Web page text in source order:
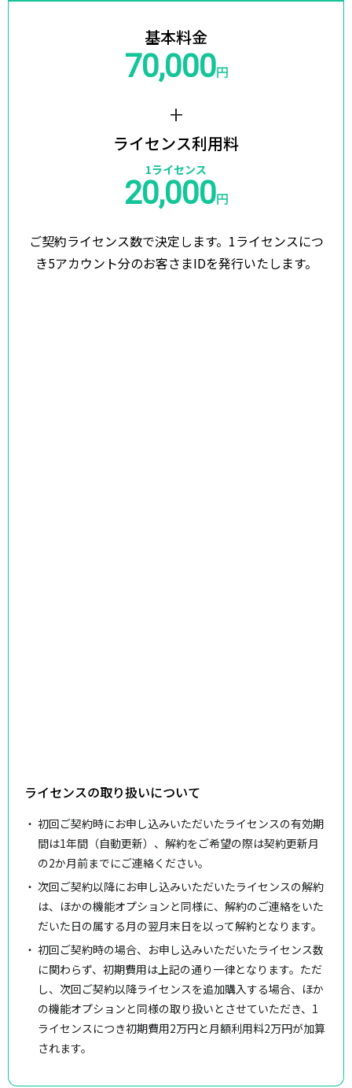
基本料金
70,000円
+
ライセンス利用料
1ライセンス
20,000円
ご契約ライセンス数で決定します。 1ライセンスにつ
き5アカウント分のお客さまIDを発行いたします。
ライセンスの取り扱いについて
初回ご契約時にお申し込みいただいたライセンスの有効期
間は1年間（自動更新）、解約をご希望の際は契約更新月
の2か月前までにご連絡ください。
次回ご契約以降にお申し込みいただいたライセンスの解約
は、ほかの機能オプションと同様に、解約のご連絡をいた
だいた日の属する月の翌月末日を以って解約となります。
初回ご契約時の場合、お申し込みいただいたライセンス数
に関わらず、初期費用は上記の通り一律となります。ただ
し、次回ご契約以降ライセンスを追加購入する場合、ほか
の機能オプションと同様の取り扱いとさせていただき、1
ライセンスにつき初期費用2万円と月額利用料2万円が加算
されます。